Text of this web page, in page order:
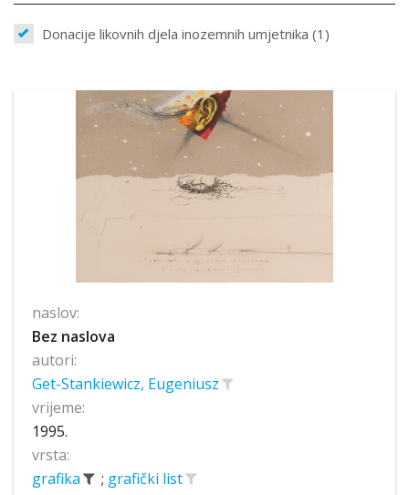
Donacije likovnih djela inozemnih umjetnika (1)
naslov:
Bez naslova
autori:
Get-Stankiewicz, Eugeniusz
vrijeme:
1995.
vrsta:
grafika
; grafički list